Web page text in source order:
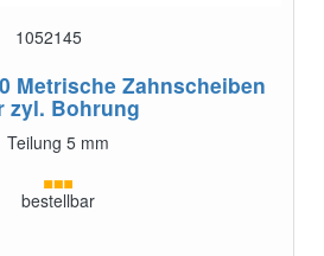
1052145
Metrische Zahnscheiben
zyl. Bohrung
Teilung 5 mm
bestellbar